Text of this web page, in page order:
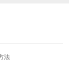
法